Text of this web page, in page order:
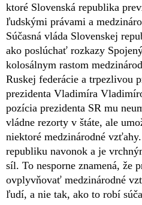
ktoré Slovenská republika
ľudskými právami a
Súčasná vláda Slovenskej
ako poslúchať rozkazy
kolosálnym rastom
Ruskej federácie a trpezlivou
prezidenta Vladimíra
pozícia prezidenta SR mu
vládne rezorty v štáte, ale
niektoré medzinárodné
republiku navonok a je
síl. To nesporne znamená, že
ovplyvňovať medzinárodné
ľudí, a nie tak, ako to robí